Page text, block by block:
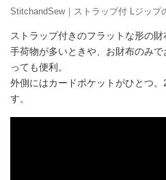
StitchandSew｜ストラップ付 Lジップ
ストラップ付きのフラットな形の財
手荷物が多いときや、お財布のみ
っても便利。
外側にはカードポケットがひとつ
す。